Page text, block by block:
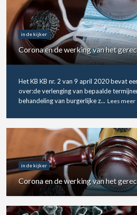
in de kijker
Corona en de werking van het
Het KB KB nr. 2 van 9 april 2020 bevat
over:de verlenging van bepaalde
behandeling van burgerlijke z... Lees meer
in de kijker
Corona en de werking van het